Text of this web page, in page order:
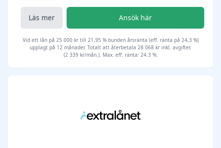
Läs mer Ansök här
Vid ett lån på 25 000 kr till 21,95 % bunden årsränta (eff. ränta på 24,3 %)
upplagt på 12 månader. Totalt att återbetala 28 068 kr inkl. avgifter.
(2 339 kr/mån.). Max. eff. ränta: 24.3 %.